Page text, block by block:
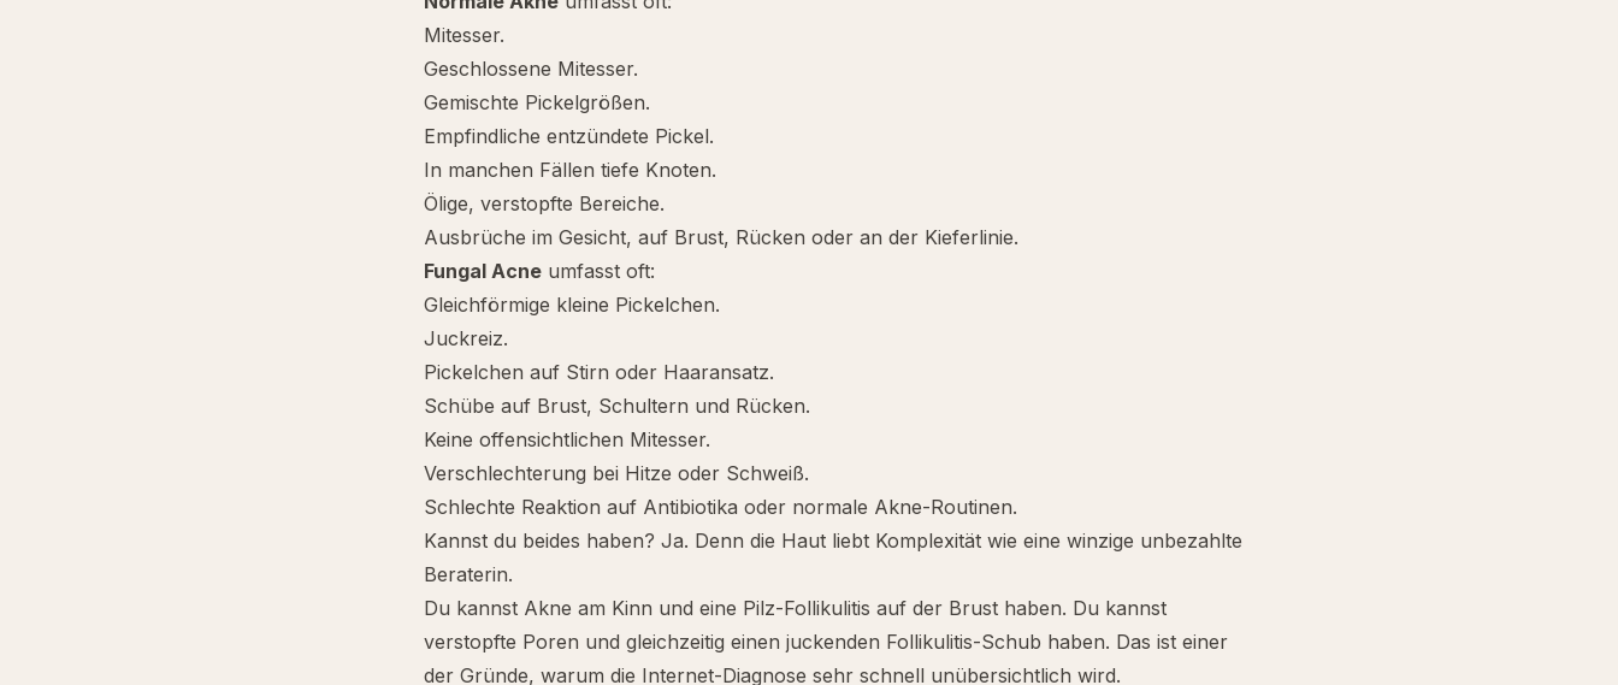
Mitesser.
Geschlossene Mitesser.
Gemischte Pickelgrößen.
Empfindliche entzündete Pickel.
In manchen Fällen tiefe Knoten.
Ölige, verstopfte Bereiche.
Ausbrüche im Gesicht, auf Brust, Rücken oder an der Kieferlinie.
Fungal Acne umfasst oft:
Gleichförmige kleine Pickelchen.
Juckreiz.
Pickelchen auf Stirn oder Haaransatz.
Schübe auf Brust, Schultern und Rücken.
Keine offensichtlichen Mitesser.
Verschlechterung bei Hitze oder Schweiß.
Schlechte Reaktion auf Antibiotika oder normale Akne-Routinen.
Kannst du beides haben? Ja. Denn die Haut liebt Komplexität wie eine winzige unbezahlte
Beraterin.
Du kannst Akne am Kinn und eine Pilz-Follikulitis auf der Brust haben. Du kannst
verstopfte Poren und gleichzeitig einen juckenden Follikulitis-Schub haben. Das ist einer
der Gründe, warum die Internet-Diagnose sehr schnell unübersichtlich wird.